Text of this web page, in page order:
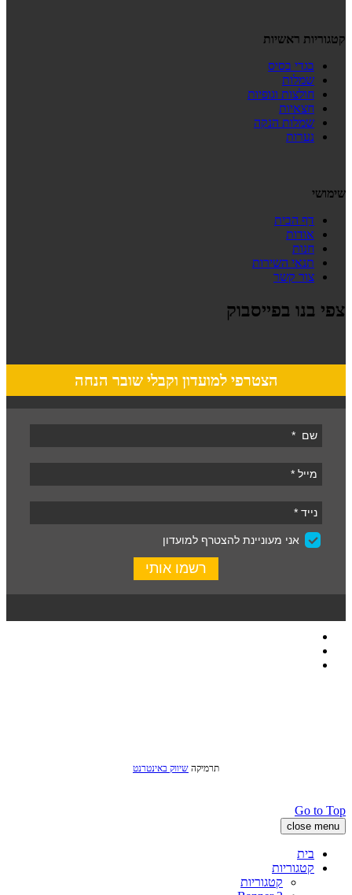
קטגוריות ראשיות
בגדי בסיס
שמלות
חולצות וגופיות
חצאיות
שמלות הנקה
נערות
שימושי
דף הבית
אודות
חנות
תנאי השירות
צור קשר
צפי בנו בפייסבוק
הצטרפי למועדון וקבלי שובר הנחה
תרמיקה שיווק באינטרנט
Go to Top
close menu
בית
קטגוריות
קטגוריות